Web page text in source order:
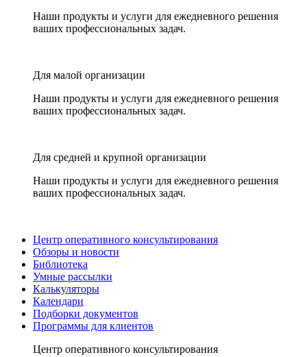
Наши продукты и услуги для ежедневного решения
ваших профессиональных задач.
Для малой организации
Наши продукты и услуги для ежедневного решения
ваших профессиональных задач.
Для средней и крупной организации
Наши продукты и услуги для ежедневного решения
ваших профессиональных задач.
Центр оперативного консультирования
Обзоры и новости
Библиотека
Умные рассылки
Калькуляторы
Календари
Подборки документов
Программы для клиентов
Центр оперативного консультирования